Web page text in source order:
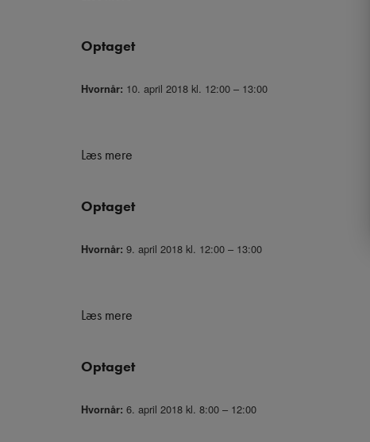
Optaget
Hvornår: 10. april 2018 kl. 12:00 – 13:00
Læs mere
Optaget
Hvornår: 9. april 2018 kl. 12:00 – 13:00
Læs mere
Optaget
Hvornår: 6. april 2018 kl. 8:00 – 12:00